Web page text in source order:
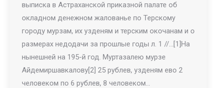
выписка в Астраханской приказной палате об
окладном денежном жалованье по Терскому
городу мурзам, их узденям и терским окочанам и о
размерах недодачи за прошлые годы л. 1 //…[1]На
нынешней на 195-й год. Муртазалею мурзе
Айдемиршавкалову[2] 25 рублев, узденям ево 2
человеком по 6 рублев, 8 человеком…